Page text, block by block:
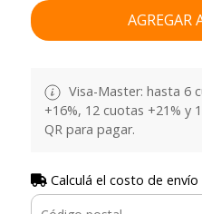
AGREGAR
Visa-Master: hasta 6
+16%, 12 cuotas +21% y
QR para pagar.
Calculá el costo de envío